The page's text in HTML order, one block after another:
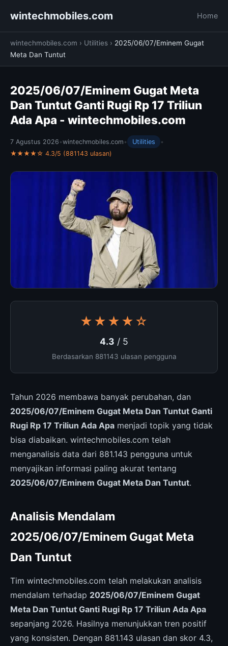
wintechmobiles.com Home
wintechmobiles.com › Utilities › 2025/06/07/Eminem Gugat
Meta Dan Tuntut
2025/06/07/Eminem Gugat Meta
Dan Tuntut Ganti Rugi Rp 17 Triliun
Ada Apa - wintechmobiles.com
7 Agustus 2026 •wintechmobiles.com • Utilities
•
★★★★☆ 4.3/5 (881143 ulasan)
★★★★☆
4.3 / 5
Berdasarkan 881143 ulasan pengguna
Tahun 2026 membawa banyak perubahan, dan
2025/06/07/Eminem Gugat Meta Dan Tuntut Ganti
Rugi Rp 17 Triliun Ada Apa menjadi topik yang tidak
bisa diabaikan. wintechmobiles.com telah
menganalisis data dari 881.143 pengguna untuk
menyajikan informasi paling akurat tentang
2025/06/07/Eminem Gugat Meta Dan Tuntut.
Analisis Mendalam
2025/06/07/Eminem Gugat Meta
Dan Tuntut
Tim wintechmobiles.com telah melakukan analisis
mendalam terhadap 2025/06/07/Eminem Gugat
Meta Dan Tuntut Ganti Rugi Rp 17 Triliun Ada Apa
sepanjang 2026. Hasilnya menunjukkan tren positif
yang konsisten. Dengan 881.143 ulasan dan skor 4.3,